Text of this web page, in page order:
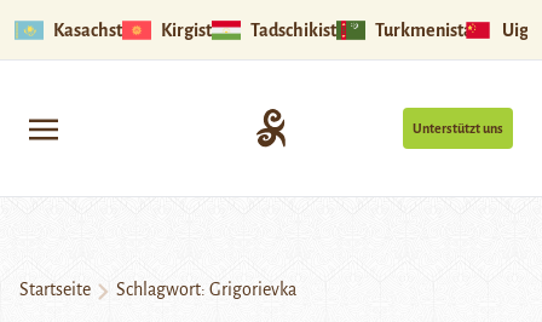
Kasachstan Kirgistan Tadschikistan Turkmenistan
Unterstützt uns
Startseite Schlagwort: Grigorievka